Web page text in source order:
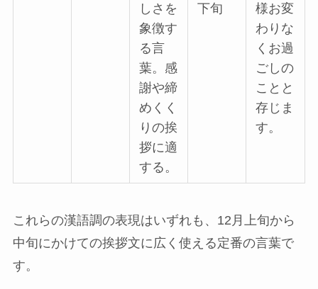
しさを
象徴す
る言
葉。感
謝や締
めくく
りの挨
拶に適
する。
下旬
様お変
わりな
くお過
ごしの
ことと
存じま
す。
これらの漢語調の表現はいずれも、12月上旬から
中旬にかけての挨拶文に広く使える定番の言葉で
す。